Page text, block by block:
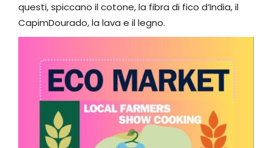
questi, spiccano il cotone, la fibra di fico d’India, il
CapimDourado, la lava e il legno.